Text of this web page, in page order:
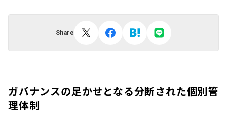
Share
ガバナンスの足かせとなる分断された個別管
理体制